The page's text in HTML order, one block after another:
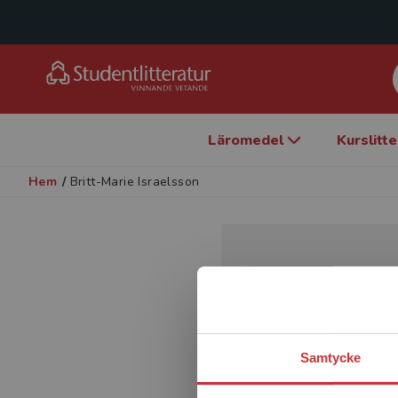
Samtycke
Läromedel
Hem / Britt-Marie Israelsson